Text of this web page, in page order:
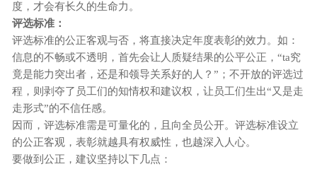
度，才会有长久的生命力。
评选标准：
评选标准的公正客观与否，将直接决定年度表彰的效力。如：
信息的不畅或不透明，首先会让人质疑结果的公平公正， “ta究
竟是能力突出者，还是和领导关系好的人？”；不开放的评选过
程，则剥夺了员工们的知情权和建议权，让员工们生出“又是走
走形式”的不信任感。
因而，评选标准需是可量化的，且向全员公开。评选标准设立
的公正客观，表彰就越具有权威性，也越深入人心。
要做到公正，建议坚持以下几点：